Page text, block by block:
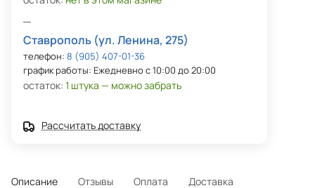
Ставрополь (ул. Ленина, 275)
телефон: 8 (905) 407-01-36
график работы: Ежедневно с 10:00 до 20:00
остаток: 1 штука — можно забрать
Рассчитать доставку
Описание Отзывы Оплата Доставка